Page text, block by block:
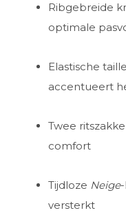
Ribgebreide
optimale
Elastische
accentueert
Twee
comfort
Tijdloze Neige
versterkt